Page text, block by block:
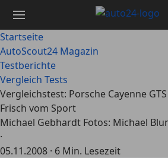
Hauptinhalt
springen
Startseite
AutoScout24 Magazin
Testberichte
Vergleich Tests
Vergleichstest: Porsche Cayenne
Frisch vom Sport
Michael Gebhardt Fotos: Michael
·
05.11.2008 · 6 Min. Lesezeit